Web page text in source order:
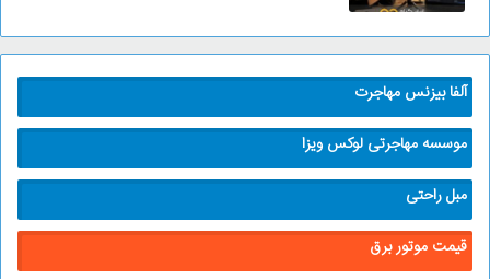
آلفا بیزنس مهاجرت
موسسه مهاجرتی لوکس ویزا
مبل راحتی
قیمت موتور برق